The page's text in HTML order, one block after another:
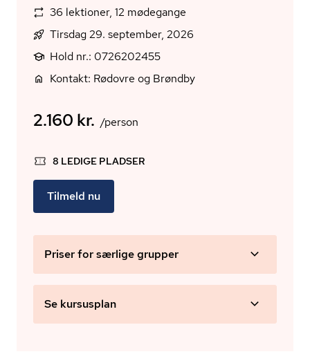
36 lektioner, 12 mødegange
Tirsdag 29. september, 2026
Hold nr.: 0726202455
Kontakt: Rødovre og Brøndby
2.160 kr. /person
8 LEDIGE PLADSER
Tilmeld nu
Priser for særlige grupper
Se kursusplan